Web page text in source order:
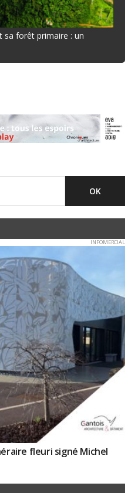
sa forêt primaire : un
INFOMERCIAL
fleuri signé Michel